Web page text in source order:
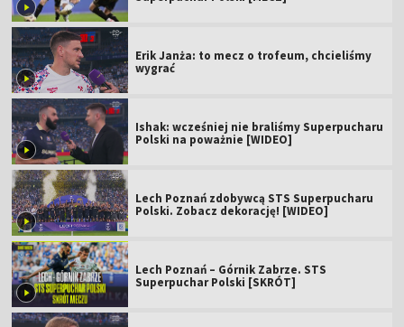
Erik Janża: to mecz o trofeum, chcieliśmy
wygrać
Ishak: wcześniej nie braliśmy Superpucharu
Polski na poważnie [WIDEO]
Lech Poznań zdobywcą STS Superpucharu
Polski. Zobacz dekorację! [WIDEO]
Lech Poznań – Górnik Zabrze. STS
Superpuchar Polski [SKRÓT]